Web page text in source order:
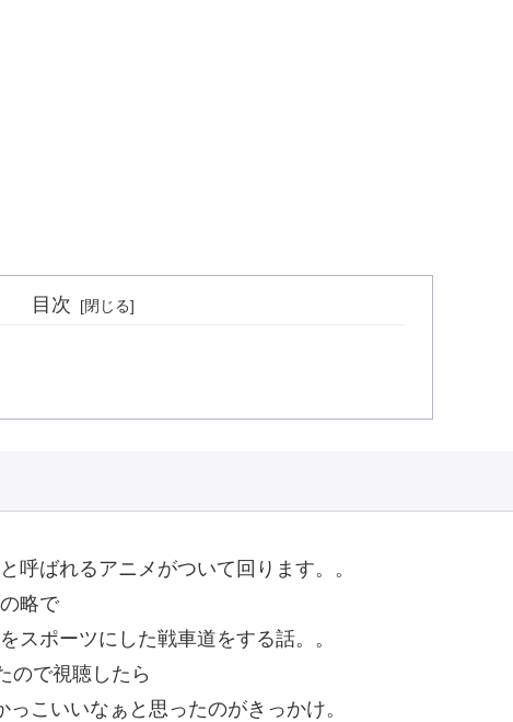
目次
呼ばれるアニメがついて回ります。。
略で
スポーツにした戦車道をする話。。
ので視聴したら
こいいなぁと思ったのがきっかけ。